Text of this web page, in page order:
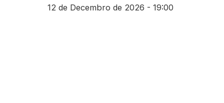
12 de Decembro de 2026 - 19:00